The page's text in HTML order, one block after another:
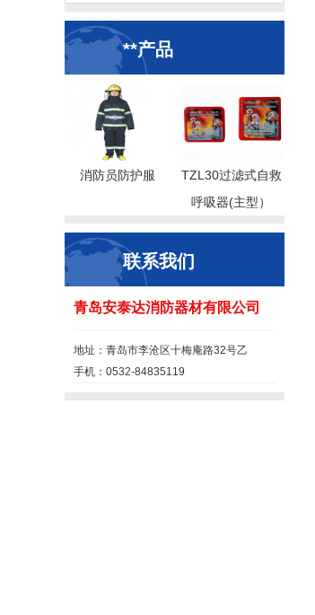
**产品
消防员防护服
TZL30过滤式自救
呼吸器(主型）
联系我们
青岛安泰达消防器材有限公司
地址：青岛市李沧区十梅庵路32号乙
手机：0532-84835119